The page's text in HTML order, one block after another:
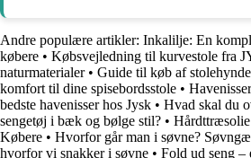
Andre populære artikler: Inkalilje: En
købere • Købsvejledning til kurvestole fra
naturmaterialer• Guide til køb af
komfort til dine spisebordsstole •
bedste havenisser hos Jysk • Hvad skal du
sengetøj i bæk og bølge stil? •
Købere • Hvorfor går man i søvne?
hvorfor vi snakker i søvne • Fold ud seng –